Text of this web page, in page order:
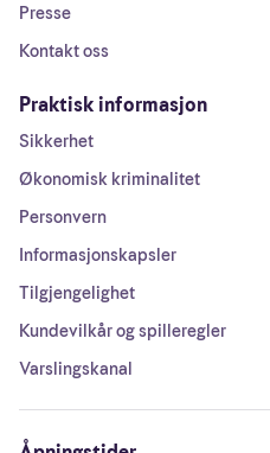
Presse
Kontakt oss
Praktisk informasjon
Sikkerhet
Økonomisk kriminalitet
Personvern
Informasjonskapsler
Tilgjengelighet
Kundevilkår og spilleregler
Varslingskanal